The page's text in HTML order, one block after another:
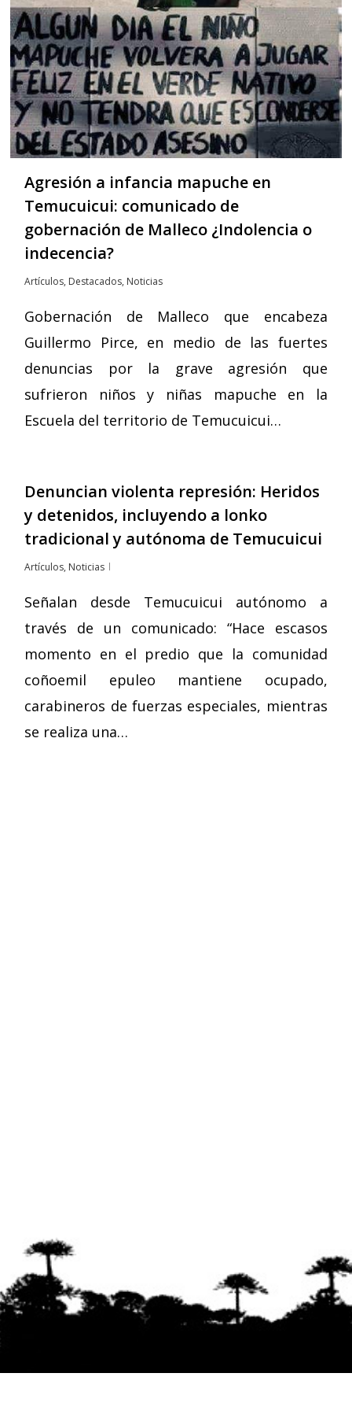
Agresión a infancia mapuche en
Temucuicui: comunicado de
gobernación de Malleco ¿Indolencia o
indecencia?
Artículos, Destacados, Noticias
Gobernación de Malleco que encabeza
Guillermo Pirce, en medio de las fuertes
denuncias por la grave agresión que
sufrieron niños y niñas mapuche en la
Escuela del territorio de Temucuicui…
Denuncian violenta represión: Heridos
y detenidos, incluyendo a lonko
tradicional y autónoma de Temucuicui
Artículos, Noticias
Señalan desde Temucuicui autónomo a
través de un comunicado: “Hace escasos
momento en el predio que la comunidad
coñoemil epuleo mantiene ocupado,
carabineros de fuerzas especiales, mientras
se realiza una…